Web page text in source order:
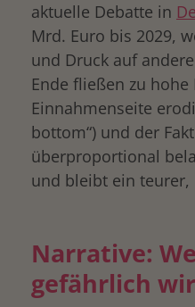
aktuelle Debatte in
Mrd. Euro bis 2029,
und Druck auf
Ende fließen zu
Einnahmenseite
bottom“) und der
überproportional
und bleibt ein teurer,
Narrative:
gefährlich